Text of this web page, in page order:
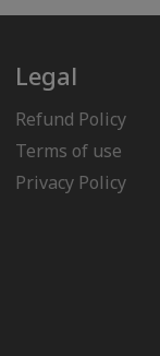
Legal
Refund Policy
Terms of use
Privacy Policy